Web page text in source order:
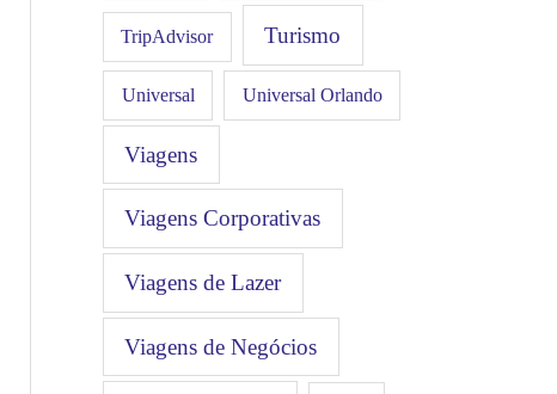
TripAdvisor Turismo
Universal Universal Orlando
Viagens
Viagens Corporativas
Viagens de Lazer
Viagens de Negócios